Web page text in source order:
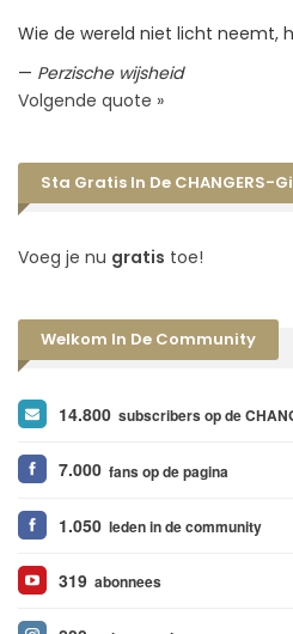
Wie de wereld niet licht neemt,
— Perzische wijsheid
Volgende quote »
Sta Gratis In De CHANGERS-
Voeg je nu gratis toe!
Welkom In De Community
14.800 subscribers op de
7.000 fans op de pagina
1.050 leden in de community
319 abonnees